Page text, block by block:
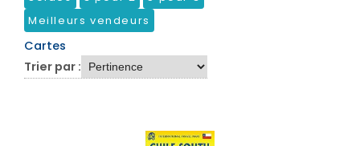
Meilleurs vendeurs
Cartes
Trier par :